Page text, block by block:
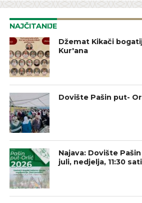
NAJČITANIJE
Džemat Kikači
Kur'ana
Dovište Pašin put-
Najava: Dovište
juli, nedjelja, 11:30 sati